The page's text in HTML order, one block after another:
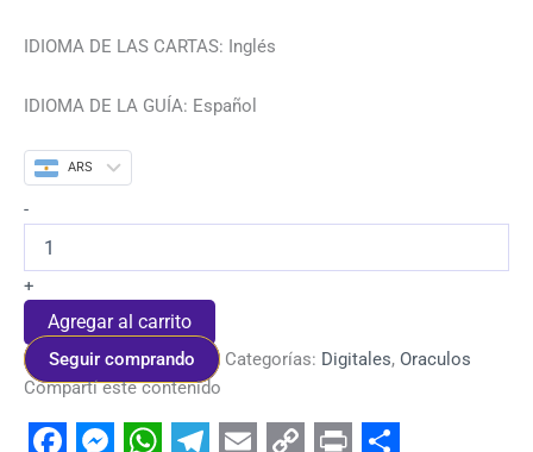
IDIOMA DE LAS CARTAS: Inglés
IDIOMA DE LA GUÍA: Español
ARS
-
+
Agregar al carrito
Seguir comprando Categorías: Digitales, Oraculos
Compartí este contenido